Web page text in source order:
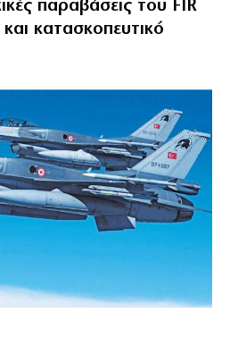
παραβάσεις του FIR
κατασκοπευτικό